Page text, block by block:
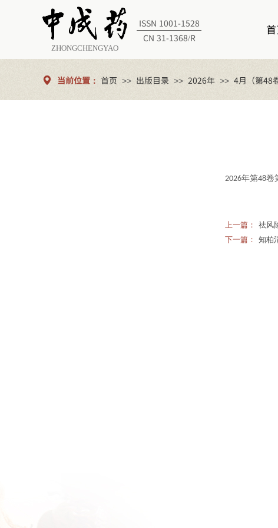
CN 31-1368/R
ISSN 1001-1528
ZHONGCHENGYAO
首页 >> 出版目录 >> 2026年 >> 4月（第48
当前位置：
2026年第48卷
上一篇：
祛风
下一篇：
知柏